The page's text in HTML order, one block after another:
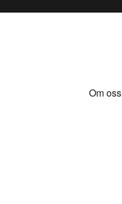
Om oss